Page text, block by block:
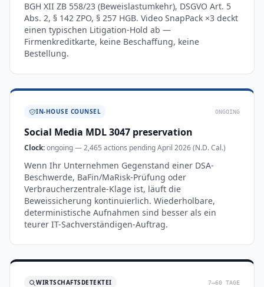
BGH XII ZB 558/23 (Beweislastumkehr), DSGVO Art. 5
Abs. 2, § 142 ZPO, § 257 HGB. Video SnapPack ×3 deckt
einen typischen Litigation-Hold ab —
Firmenkreditkarte, keine Beschaffung, keine
Bestellung.
IN-HOUSE COUNSEL ONGOING
Social Media MDL 3047 preservation
Clock:ongoing — 2,465 actions pending April 2026 (N.D. Cal.)
Wenn Ihr Unternehmen Gegenstand einer DSA-
Beschwerde, BaFin/MaRisk-Prüfung oder
Verbraucherzentrale-Klage ist, läuft die
Beweissicherung kontinuierlich. Wiederholbare,
deterministische Aufnahmen sind besser als ein
teurer IT-Sachverständigen-Auftrag.
WIRTSCHAFTSDETEKTEI 7–60 TAGE